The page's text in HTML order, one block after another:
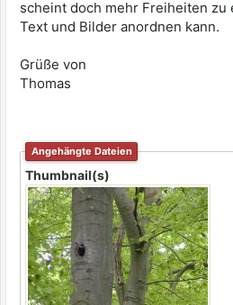
scheint doch mehr Freiheiten zu
Text und Bilder anordnen kann.
Grüße von
Thomas
Angehängte Dateien
Thumbnail(s)